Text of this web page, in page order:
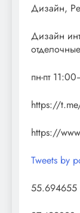
Дизайн,
Дизайн
пн-пт
https://
https://
Tweets by
55.694655